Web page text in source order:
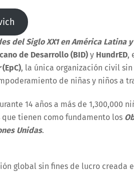
del Siglo XX1 en América Latina
de Desarrollo (BID) y HundrED,
(EpC), la única organización civil
de niñas y niños a
14 años a más de 1,300,000
tienen como fundamento los
Unidas.
global sin fines de lucro